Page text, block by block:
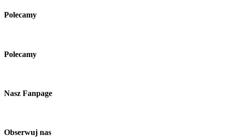
Polecamy
Polecamy
Nasz Fanpage
Obserwuj nas